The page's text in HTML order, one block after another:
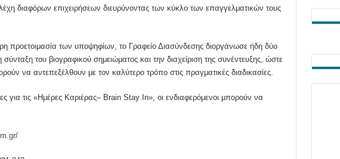
διαφόρων επιχειρήσεων διευρύνοντας των κύκλο των επαγγελματικών τους
προετοιμασία των υποψηφίων, το Γραφείο Διασύνδεσης διοργάνωσε ήδη δύο
σύνταξη του βιογραφικού σημειώματος και την διαχείριση της συνέντευξης, ώστε
να αντεπεξέλθουν με τον καλύτερο τρόπο στις πραγματικές διαδικασίες.
για τις «Ημέρες Καριέρας– Brain Stay In», οι ενδιαφερόμενοι μπορούν να